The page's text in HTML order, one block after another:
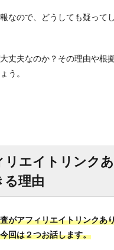
なので、どうしても疑って
丈夫なのか？その理由や根
う。
リエイトリンク
る理由
がアフィリエイトリンクあ
回は２つお話します。